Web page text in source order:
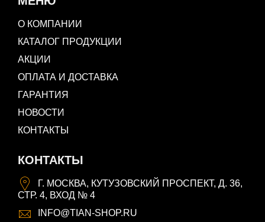
О КОМПАНИИ
КАТАЛОГ ПРОДУКЦИИ
АКЦИИ
ОПЛАТА И ДОСТАВКА
ГАРАНТИЯ
НОВОСТИ
КОНТАКТЫ
КОНТАКТЫ
Г. МОСКВА, КУТУЗОВСКИЙ ПРОСПЕКТ, Д. 36,
СТР. 4, ВХОД № 4
INFO@TIAN-SHOP.RU